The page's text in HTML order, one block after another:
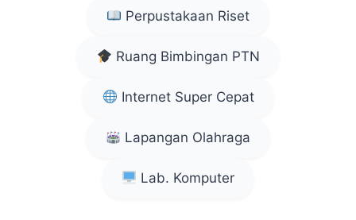
Perpustakaan Riset
Ruang Bimbingan PTN
Internet Super Cepat
Lapangan Olahraga
Lab. Komputer